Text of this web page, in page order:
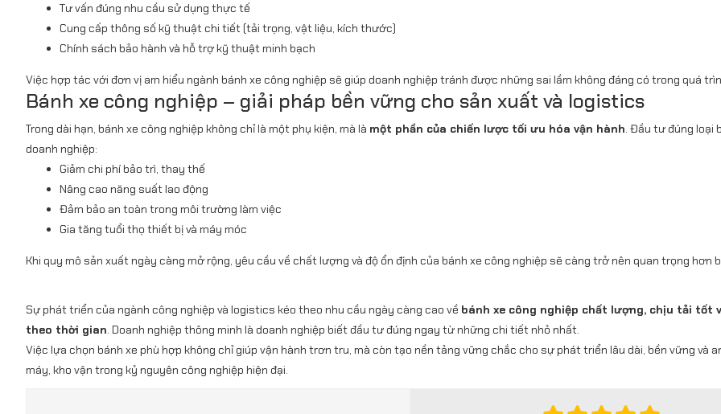
Tư vấn đúng nhu cầu sử dụng thực tế
Cung cấp thông số kỹ thuật chi tiết (tải trọng, vật liệu, kích thước)
Chính sách bảo hành và hỗ trợ kỹ thuật minh bạch
Việc hợp tác với đơn vị am hiểu ngành bánh xe công nghiệp sẽ giúp doanh nghiệp tránh được những sai lầm không đáng có trong quá
Bánh xe công nghiệp – giải pháp bền vững cho sản xuất và logistics
Trong dài hạn, bánh xe công nghiệp không chỉ là một phụ kiện, mà là một phần của chiến lược tối ưu hóa vận hành. Đầu tư đúng loại
doanh nghiệp:
Giảm chi phí bảo trì, thay thế
Nâng cao năng suất lao động
Đảm bảo an toàn trong môi trường làm việc
Gia tăng tuổi thọ thiết bị và máy móc
Khi quy mô sản xuất ngày càng mở rộng, yêu cầu về chất lượng và độ ổn định của bánh xe công nghiệp sẽ càng trở nên quan trọng hơn
Sự phát triển của ngành công nghiệp và logistics kéo theo nhu cầu ngày càng cao về bánh xe công nghiệp chất lượng, chịu tải tốt
theo thời gian. Doanh nghiệp thông minh là doanh nghiệp biết đầu tư đúng ngay từ những chi tiết nhỏ nhất.
Việc lựa chọn bánh xe phù hợp không chỉ giúp vận hành trơn tru, mà còn tạo nền tảng vững chắc cho sự phát triển lâu dài, bền vững và
máy, kho vận trong kỷ nguyên công nghiệp hiện đại.